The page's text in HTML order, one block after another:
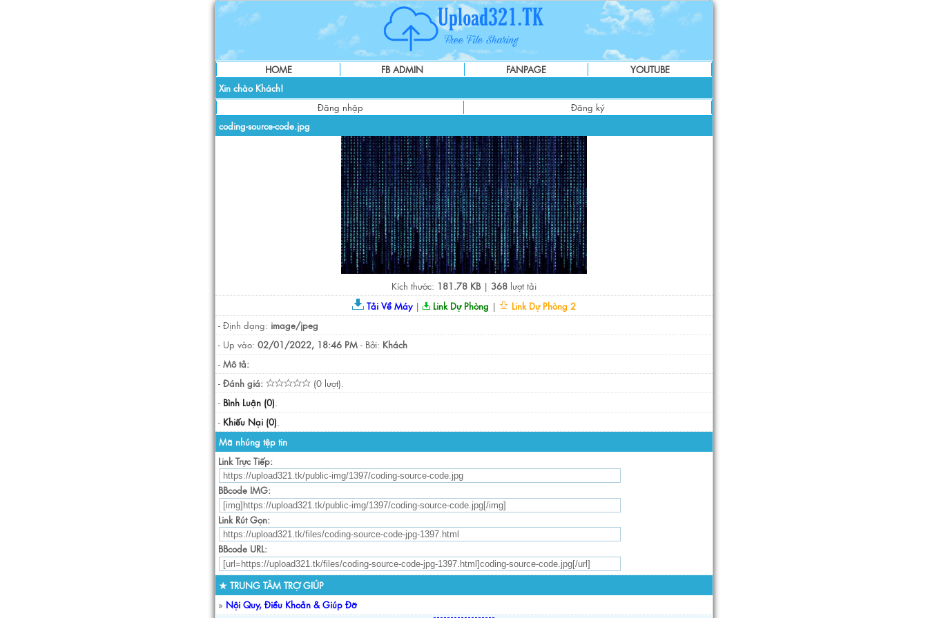
HOME FB ADMIN FANPAGE
YOUTUBE
Xin chào Khách!
Đăng nhập
Đăng ký
coding-source-code.jpg
Kích thước: 181.78 KB| 368 lượt tải
Tải Về Máy| Link Dự Phòng |
Link Dự Phòng 2
- Định dạng: image/jpeg
- Up vào: 02/01/2022, 18:46 PM - Bởi: Khách
- Mô tả:
- Đánh giá:
(0 lượt).
- Bình Luận (0).
- Khiếu Nại (0).
Mã nhúng tệp tin
Link Trực Tiếp:
BBcode IMG:
Link Rút Gọn:
BBcode URL:
★ TRUNG TÂM TRỢ GIÚP
» Nội Quy, Điều Khoản & Giúp Đỡ